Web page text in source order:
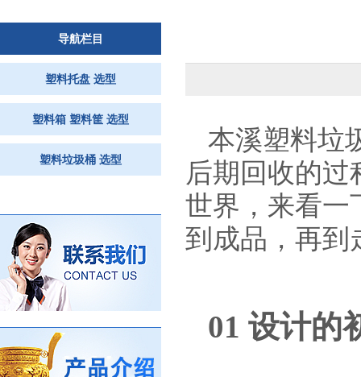
导航栏目
塑料托盘 选型
塑料箱 塑料筐 选型
塑料垃圾桶 选型
本溪塑料垃
后期回收的
世界，来看一
到成品，再到
01 设计的